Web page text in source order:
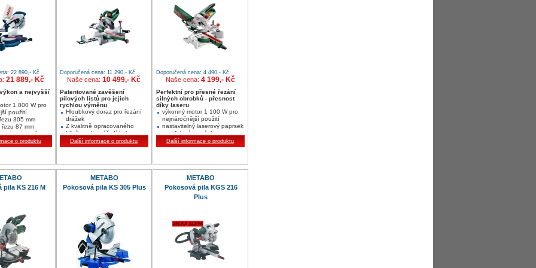
22 890,- Kč
21 889,- Kč
a nejvyšší
1.800 W pro
použití
305 mm
řezu 87 mm
pily o produktu
Doporučená cena: 11 290,- Kč
Naše cena: 10 499,- Kč
Patentované zavěšení
pilových listů pro jejich
rychlou výměnu
Hloubkový doraz pro řezání
drážek
Z kvalitně opracovaného
hliníku, aby nářadí bylo
bezpečné a stabilní
Čistá práce díky odsávání
Další informace o produktu
Doporučená cena: 4 490,- Kč
Naše cena: 4 199,- Kč
Perfektní pro přesné řezání
silných obrobků - přesnost
díky laseru
výkonný motor 1 100 W pro
nejnáročnější použití
nastavitelný laserový paprsek
- porfektní pomůcka pro
rovné a přesné řezy
Další informace o produktu
pila KS 216 M
METABO
Pokosová pila KS 305 Plus
METABO
Pokosová pila KGS 216
Plus